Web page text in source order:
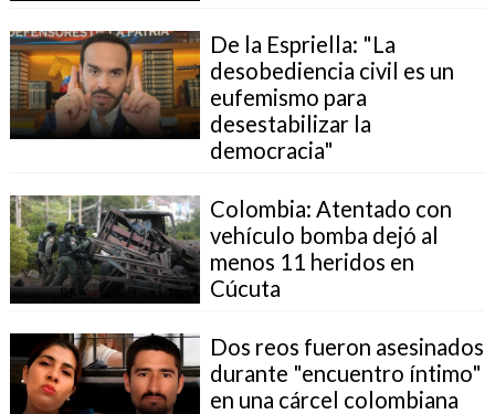
De la Espriella: "La
desobediencia civil es un
eufemismo para
desestabilizar la
democracia"
Colombia: Atentado con
vehículo bomba dejó al
menos 11 heridos en
Cúcuta
Dos reos fueron asesinados
durante "encuentro íntimo"
en una cárcel colombiana